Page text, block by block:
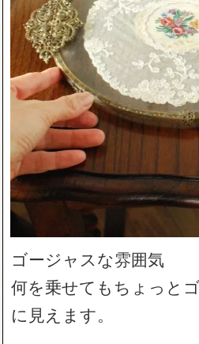
ゴージャスな雰囲気
何を乗せてもちょっと
に見えます。